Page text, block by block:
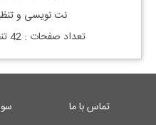
نت نویسی و
تعداد صفحات : 42 تنظیم منطبق بر نت اصلی
تماس با ما